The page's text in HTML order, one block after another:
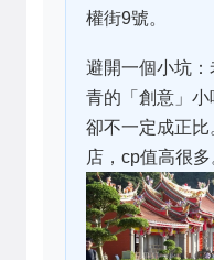
權街9號。
避開一個小坑
青的「創意」
卻不一定成正
店，cp值高很多